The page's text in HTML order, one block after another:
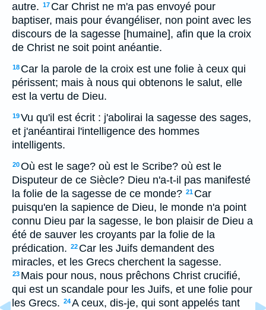
autre. 17 Car Christ ne m'a pas envoyé pour
baptiser, mais pour évangéliser, non point avec les
discours de la sagesse [humaine], afin que la croix
de Christ ne soit point anéantie.
18 Car la parole de la croix est une folie à ceux qui
périssent; mais à nous qui obtenons le salut, elle
est la vertu de Dieu.
19Vu qu'il est écrit : j'abolirai la sagesse des sages,
et j'anéantirai l'intelligence des hommes
intelligents.
20Où est le sage? où est le Scribe? où est le
Disputeur de ce Siècle? Dieu n'a-t-il pas manifesté
la folie de la sagesse de ce monde? 21 Car
puisqu'en la sapience de Dieu, le monde n'a point
connu Dieu par la sagesse, le bon plaisir de Dieu a
été de sauver les croyants par la folie de la
prédication. 22 Car les Juifs demandent des
miracles, et les Grecs cherchent la sagesse.
23 Mais pour nous, nous prêchons Christ crucifié,
qui est un scandale pour les Juifs, et une folie pour
les Grecs. 24A ceux, dis-je, qui sont appelés tant